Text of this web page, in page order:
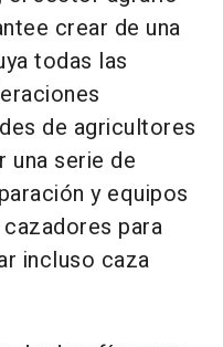
crear de una
todas las
de agricultores
una serie de
y equipos
para
incluso caza